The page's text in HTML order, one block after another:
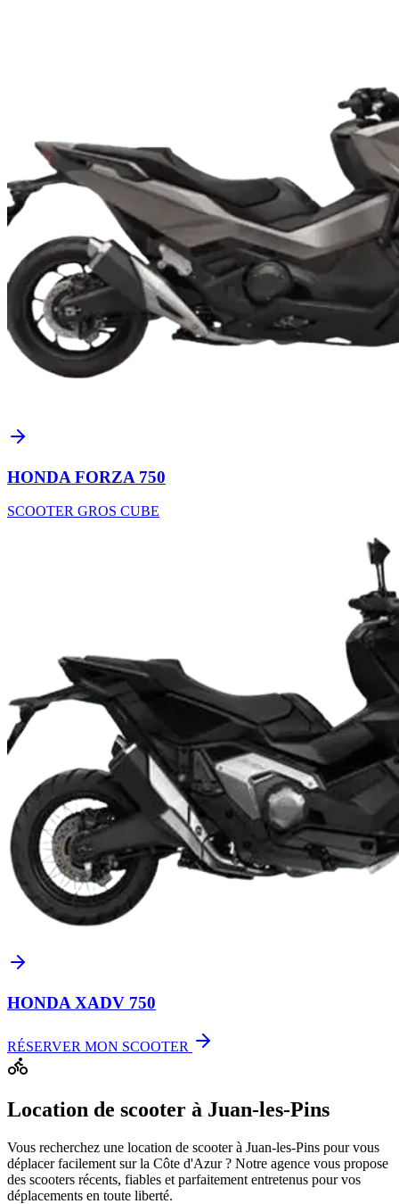
HONDA FORZA 750
SCOOTER GROS CUBE
HONDA XADV 750
RÉSERVER MON SCOOTER
Location de scooter à Juan-les-Pins
Vous recherchez une location de scooter à Juan-les-Pins pour vous
déplacer facilement sur la Côte d'Azur ? Notre agence vous propose
des scooters récents, fiables et parfaitement entretenus pour vos
déplacements en toute liberté.